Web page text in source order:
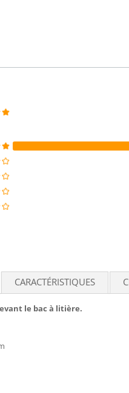
CARACTÉRISTIQUES
le bac à litière.